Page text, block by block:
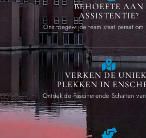
BEHOEFTE AAN
ASSISTENTIE?
Ons toegewijde team staat paraat
VERKEN DE
PLEKKEN IN
Ontdek de Fascinerende Schatten